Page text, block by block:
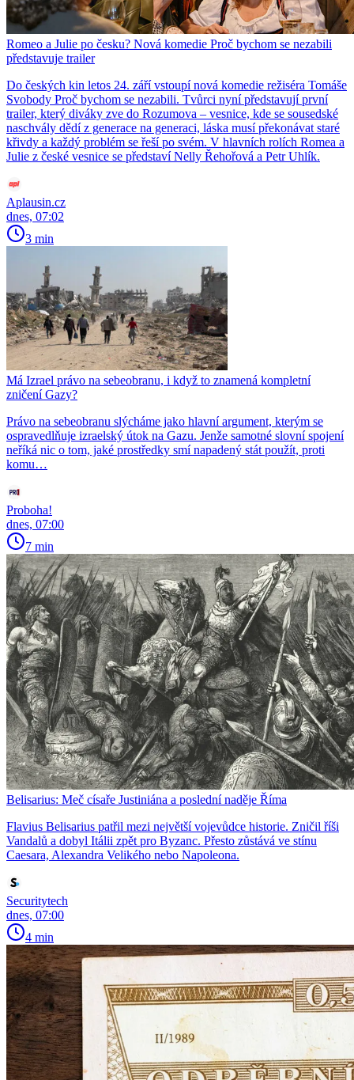
Romeo a Julie po česku? Nová komedie Proč bychom se nezabili
představuje trailer
Do českých kin letos 24. září vstoupí nová komedie režiséra Tomáše
Svobody Proč bychom se nezabili. Tvůrci nyní představují první
trailer, který diváky zve do Rozumova – vesnice, kde se sousedské
naschvály dědí z generace na generaci, láska musí překonávat staré
křivdy a každý problém se řeší po svém. V hlavních rolích Romea a
Julie z české vesnice se představí Nelly Řehořová a Petr Uhlík.
Aplausin.cz
dnes, 07:02
3 min
Má Izrael právo na sebeobranu, i když to znamená kompletní
zničení Gazy?
Právo na sebeobranu slýcháme jako hlavní argument, kterým se
ospravedlňuje izraelský útok na Gazu. Jenže samotné slovní spojení
neříká nic o tom, jaké prostředky smí napadený stát použít, proti
komu…
Proboha!
dnes, 07:00
7 min
Belisarius: Meč císaře Justiniána a poslední naděje Říma
Flavius Belisarius patřil mezi největší vojevůdce historie. Zničil říši
Vandalů a dobyl Itálii zpět pro Byzanc. Přesto zůstává ve stínu
Caesara, Alexandra Velikého nebo Napoleona.
Securitytech
dnes, 07:00
4 min